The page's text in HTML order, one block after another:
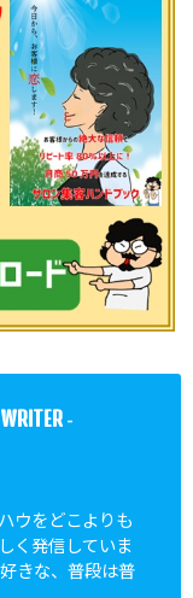
WRITER-
ウをどこよりも
く発信していま
きな、普段は普